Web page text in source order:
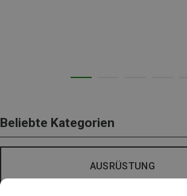
Beliebte Kategorien
AUSRÜSTUNG